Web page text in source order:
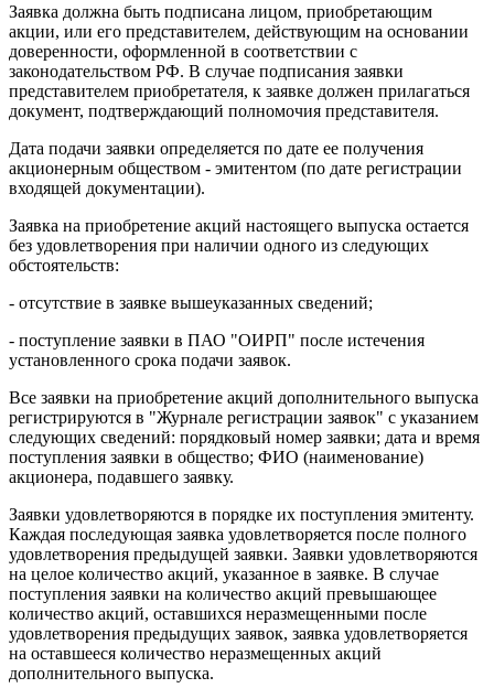
Заявка должна быть подписана лицом, приобретающим
акции, или его представителем, действующим на основании
доверенности, оформленной в соответствии с
законодательством РФ. В случае подписания заявки
представителем приобретателя, к заявке должен прилагаться
документ, подтверждающий полномочия представителя.
Дата подачи заявки определяется по дате ее получения
акционерным обществом - эмитентом (по дате регистрации
входящей документации).
Заявка на приобретение акций настоящего выпуска остается
без удовлетворения при наличии одного из следующих
обстоятельств:
- отсутствие в заявке вышеуказанных сведений;
- поступление заявки в ПАО "ОИРП" после истечения
установленного срока подачи заявок.
Все заявки на приобретение акций дополнительного выпуска
регистрируются в "Журнале регистрации заявок" с указанием
следующих сведений: порядковый номер заявки; дата и время
поступления заявки в общество; ФИО (наименование)
акционера, подавшего заявку.
Заявки удовлетворяются в порядке их поступления эмитенту.
Каждая последующая заявка удовлетворяется после полного
удовлетворения предыдущей заявки. Заявки удовлетворяются
на целое количество акций, указанное в заявке. В случае
поступления заявки на количество акций превышающее
количество акций, оставшихся неразмещенными после
удовлетворения предыдущих заявок, заявка удовлетворяется
на оставшееся количество неразмещенных акций
дополнительного выпуска.